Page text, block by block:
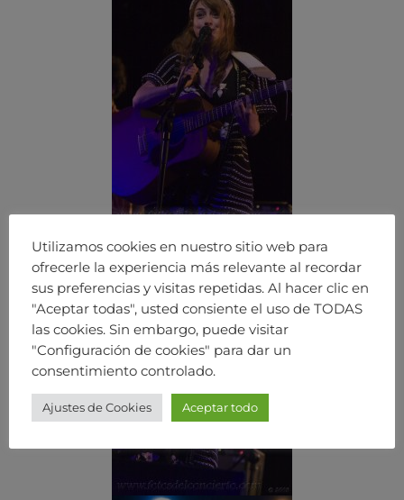
Utilizamos cookies en nuestro sitio web para
ofrecerle la experiencia más relevante al recordar
sus preferencias y visitas repetidas. Al hacer clic en
"Aceptar todas", usted consiente el uso de TODAS
las cookies. Sin embargo, puede visitar
"Configuración de cookies" para dar un
consentimiento controlado.
Ajustes de Cookies Aceptar todo